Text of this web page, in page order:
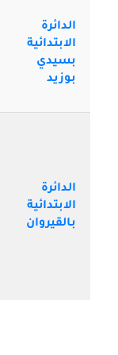
الدائرة
الابتدائية
بسيدي
بوزيد
الدائرة
الابتدائية
بالقيروان